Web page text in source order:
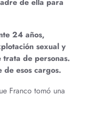
24 años,
sexual y
trata de personas.
esos cargos.
Franco tomó una